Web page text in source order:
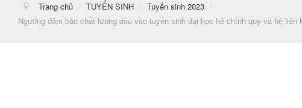
Trang chủ / TUYỂN SINH / Tuyển sinh 2023
/
Ngưỡng đảm bảo chất lượng đầu vào tuyển sinh đại học hệ chính quy và hệ